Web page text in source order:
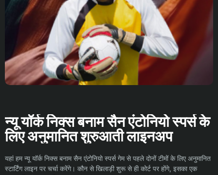
न्यू यॉर्क निक्स बनाम सैन एंटोनियो स्पर्स के
लिए अनुमानित शुरुआती लाइनअप
यहां हम न्यू यॉर्क निक्स बनाम सैन एंटोनियो स्पर्स गेम से पहले दोनों टीमों के लिए अनुमानित
स्टार्टिंग लाइन पर चर्चा करेंगे। कौन से खिलाड़ी शुरू से ही कोर्ट पर होंगे, इसका एक